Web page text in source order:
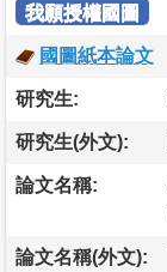
我願授權國圖
國圖紙本論文
研究生:
研究生(外文):
論文名稱:
論文名稱(外文):